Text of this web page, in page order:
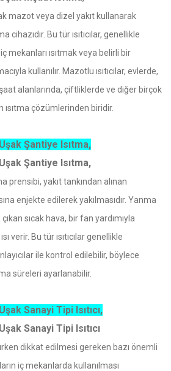
mazot veya dizel yakıt kullanarak
cihazıdır. Bu tür ısıtıcılar, genellikle
mekanları ısıtmak veya belirli bir
kullanılır. Mazotlu ısıtıcılar, evlerde,
alanlarında, çiftliklerde ve diğer birçok
çözümlerinden biridir.
Şantiye Isıtma,
Şantiye Isıtma,
prensibi, yakıt tankından alınan
enjekte edilerek yakılmasıdır. Yanma
sıcak hava, bir fan yardımıyla
verir. Bu tür ısıtıcılar genellikle
ile kontrol edilebilir, böylece
süreleri ayarlanabilir.
Sanayi Tipi Isıtıcı,
Sanayi Tipi Isıtıcı
dikkat edilmesi gereken bazı önemli
iç mekanlarda kullanılması